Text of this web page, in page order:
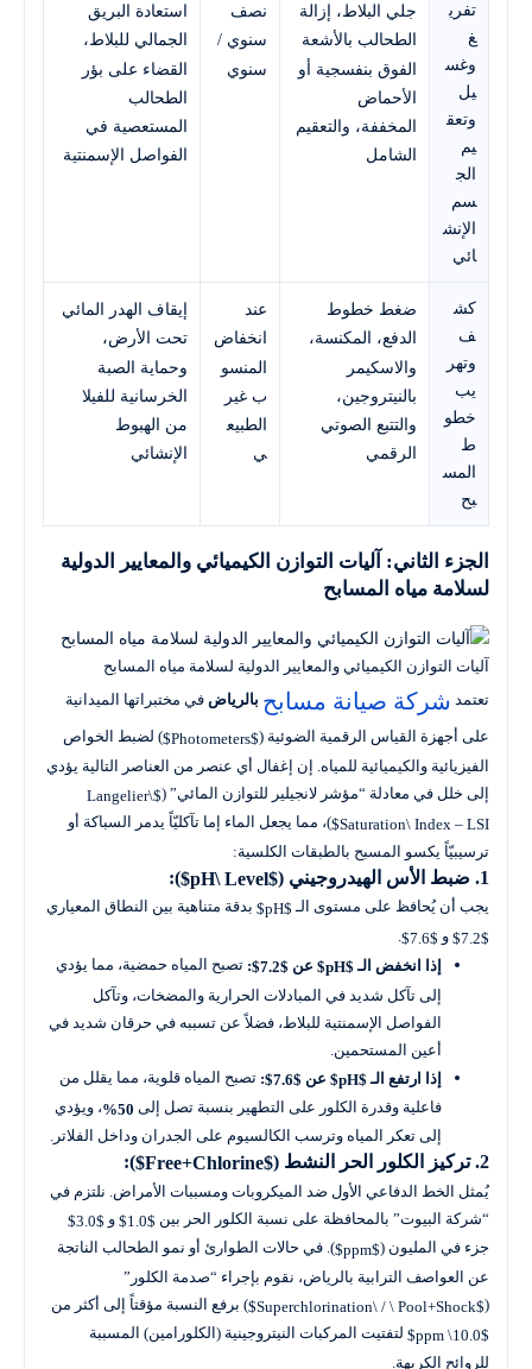
تفري
غ
وغس
يل
وتعق
يم
الج
سم
الإنش
ائي
جلي البلاط، إزالة
الطحالب بالأشعة
الفوق بنفسجية أو
الأحماض
المخففة، والتعقيم
الشامل
نصف
سنوي /
سنوي
استعادة البريق
الجمالي للبلاط،
القضاء على بؤر
الطحالب
المستعصية في
الفواصل الإسمنتية
كش
ف
وتهر
يب
خطو
ط
المس
بح
ضغط خطوط
الدفع، المكنسة،
والاسكيمر
بالنيتروجين،
والتتبع الصوتي
الرقمي
عند
انخفاض
المنسو
ب غير
الطبيع
ي
إيقاف الهدر المائي
تحت الأرض،
وحماية الصبة
الخرسانية للفيلا
من الهبوط
الإنشائي
الجزء الثاني: آليات التوازن الكيميائي والمعايير الدولية
لسلامة مياه المسابح
آليات التوازن الكيميائي والمعايير الدولية لسلامة مياه المسابح
تعتمد شركة صيانة مسابح بالرياض في مختبراتها الميدانية
على أجهزة القياس الرقمية الضوئية ($Photometers$
) لضبط الخواص
الفيزيائية والكيميائية للمياه. إن إغفال أي عنصر من العناصر التالية يؤدي
إلى خلل في معادلة “مؤشر لانجيلير للتوازن المائي” ( $Langelier\
Saturation\ Index – LSI$ )، مما يجعل الماء إما تآكليّاً يدمر السباكة أو
ترسيبيّاً يكسو المسبح بالطبقات الكلسية:
1. ضبط الأس الهيدروجيني ( $pH\ Level$
):
يجب أن يُحافظ على مستوى الـ $pH$
بدقة متناهية بين النطاق المعياري
$7.2$
و $7.6$
إذا انخفض الـ $pH$ عن $7.2$
: تصبح المياه حمضية، مما يؤدي
إلى تآكل شديد في المبادلات الحرارية والمضخات، وتآكل
الفواصل الإسمنتية للبلاط، فضلاً عن تسببه في حرقان شديد في
أعين المستحمين.
إذا ارتفع الـ $pH$ عن $7.6$
: تصبح المياه قلوية، مما يقلل من
فاعلية وقدرة الكلور على التطهير بنسبة تصل إلى 50%
، ويؤدي
إلى تعكر المياه وترسب الكالسيوم على الجدران وداخل الفلاتر.
2. تركيز الكلور الحر النشط ( $Free+Chlorine$
):
يُمثل الخط الدفاعي الأول ضد الميكروبات ومسببات الأمراض. نلتزم في
“شركة البيوت” بالمحافظة على نسبة الكلور الحر بين $1.0$ و $3.0$
جزء في المليون ($ppm$
). في حالات الطوارئ أو نمو الطحالب الناتجة
عن العواصف الترابية بالرياض، نقوم بإجراء “صدمة الكلور”
(
$Superchlorination\ / \ Pool+Shock$
) برفع النسبة مؤقتاً إلى أكثر من
$10.0\ ppm$
لتفتيت المركبات النيتروجينية (الكلورامين) المسببة
للروائح الكريهة.